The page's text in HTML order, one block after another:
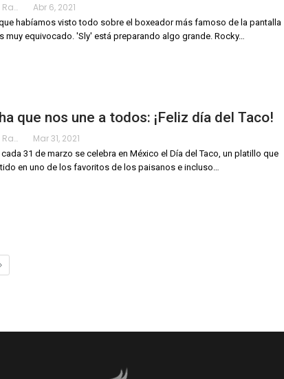
Karimy Ortíz Ramos Abr 6, 2021
habíamos visto todo sobre el boxeador más famoso de la pantalla
muy equivocado. 'Sly' está preparando algo grande. Rocky…
que nos une a todos: ¡Feliz día del Taco!
Karimy Ortíz Ramos Mar 31, 2021
31 de marzo se celebra en México el Día del Taco, un platillo que
en uno de los favoritos de los paisanos e incluso